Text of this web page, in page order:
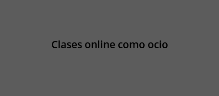
Clases online como ocio